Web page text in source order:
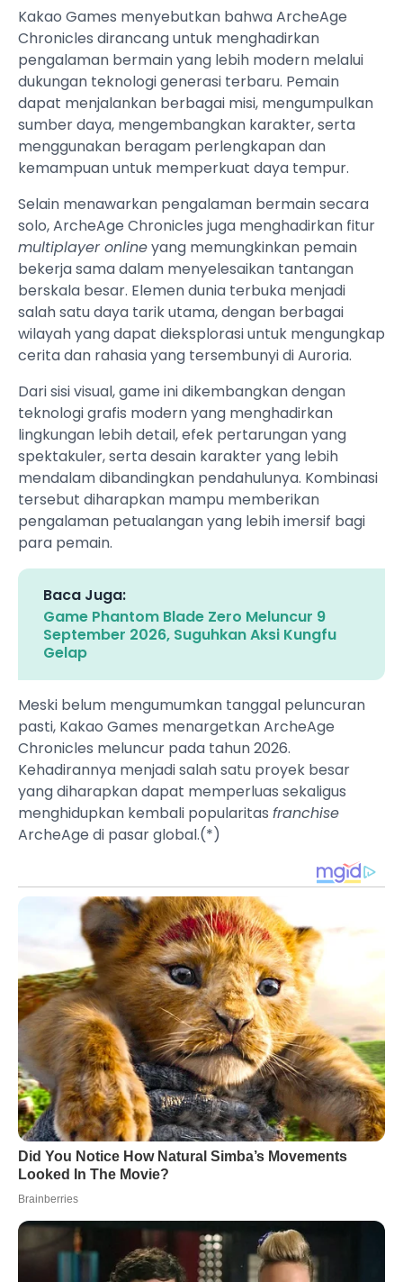
Kakao Games menyebutkan bahwa ArcheAge
Chronicles dirancang untuk menghadirkan
pengalaman bermain yang lebih modern melalui
dukungan teknologi generasi terbaru. Pemain
dapat menjalankan berbagai misi, mengumpulkan
sumber daya, mengembangkan karakter, serta
menggunakan beragam perlengkapan dan
kemampuan untuk memperkuat daya tempur.
Selain menawarkan pengalaman bermain secara
solo, ArcheAge Chronicles juga menghadirkan fitur
multiplayer onlineyang memungkinkan pemain
bekerja sama dalam menyelesaikan tantangan
berskala besar. Elemen dunia terbuka menjadi
salah satu daya tarik utama, dengan berbagai
wilayah yang dapat dieksplorasi untuk mengungkap
cerita dan rahasia yang tersembunyi di Auroria.
Dari sisi visual, game ini dikembangkan dengan
teknologi grafis modern yang menghadirkan
lingkungan lebih detail, efek pertarungan yang
spektakuler, serta desain karakter yang lebih
mendalam dibandingkan pendahulunya. Kombinasi
tersebut diharapkan mampu memberikan
pengalaman petualangan yang lebih imersif bagi
para pemain.
Baca Juga:
Game Phantom Blade Zero Meluncur 9
September 2026, Suguhkan Aksi Kungfu
Gelap
Meski belum mengumumkan tanggal peluncuran
pasti, Kakao Games menargetkan ArcheAge
Chronicles meluncur pada tahun 2026.
Kehadirannya menjadi salah satu proyek besar
yang diharapkan dapat memperluas sekaligus
menghidupkan kembali popularitas franchise
ArcheAge di pasar global.(*)